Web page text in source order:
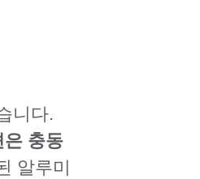
니다.
은 충동
알루미